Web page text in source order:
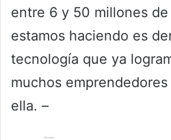
entre 6 y 50 millones
estamos haciendo es
tecnología que ya
muchos
ella. –